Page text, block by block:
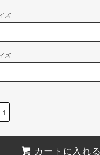
ズ
ズ
カートに入れる